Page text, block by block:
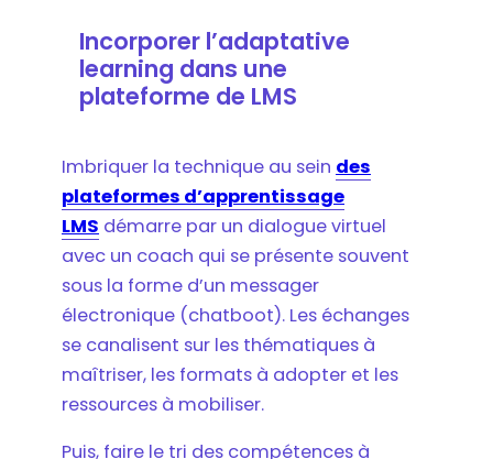
Incorporer l’adaptative
learning dans une
plateforme de LMS
Imbriquer la technique au sein des
plateformes d’apprentissage
LMS démarre par un dialogue virtuel
avec un coach qui se présente souvent
sous la forme d’un messager
électronique (chatboot). Les échanges
se canalisent sur les thématiques à
maîtriser, les formats à adopter et les
ressources à mobiliser.
Puis, faire le tri des compétences à